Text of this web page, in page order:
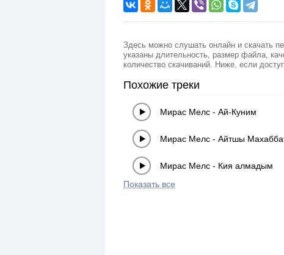
Здесь можно слушать онлайн и скачать
указаны длительность, размер файла,
количество скачиваний. Ниже, если
Похожие треки
Мирас Мелс - Ай-Куним
Мирас Мелс - Айтшы
Мирас Мелс - Кия алмадым
Показать все